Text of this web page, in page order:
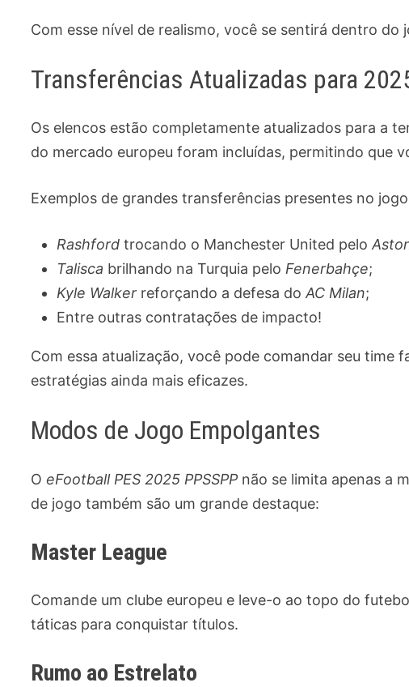
Com esse nível de realismo, você se sentirá dentro do
Transferências Atualizadas para
Os elencos estão completamente atualizados para a
do mercado europeu foram incluídas, permitindo que
Exemplos de grandes transferências presentes no
Rashford trocando o Manchester United pelo
Talisca brilhando na Turquia peloFenerbahçe;
Kyle Walker reforçando a defesa doAC Milan;
Entre outras contratações de impacto!
Com essa atualização, você pode comandar seu time
estratégias ainda mais eficazes.
Modos de Jogo Empolgantes
O eFootball PES 2025 PPSSPP não se limita apenas a
de jogo também são um grande destaque:
Master League
Comande um clube europeu e leve-o ao topo do
táticas para conquistar títulos.
Rumo ao Estrelato